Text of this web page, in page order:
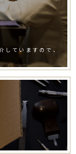
していますので、